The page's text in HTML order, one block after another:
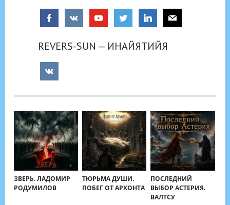
REVERS-SUN — ИНАЙЯТИЙЯ
ЗВЕРЬ. ЛАДОМИР
РОДУМИЛОВ
ТЮРЬМА ДУШИ.
ПОБЕГ ОТ АРХОНТА
ПОСЛЕДНИЙ
ВЫБОР АСТЕРИЯ.
ВАЛТСУ